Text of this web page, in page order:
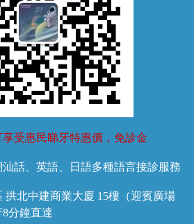
受惠民睇牙特惠價，免診金
話、英語、日語多種語言接診服務
拱北中建商業大廈 15樓（迎賓廣場
分鐘直達